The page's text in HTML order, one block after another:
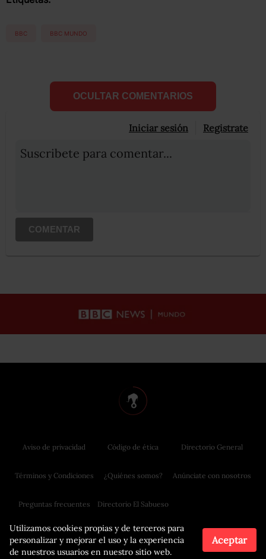
BBC BBC MUNDO
OCULTAR COMENTARIOS
Iniciar sesión Registrate
Suscribete para comentar...
COMENTAR
Utilizamos cookies propias y de terceros para
personalizar y mejorar el uso y la experiencia
de nuestros usuarios en nuestro sitio web.
Aceptar
Aviso de privacidad
Términos y Condiciones
Preguntas frecuentes
Código de ética
¿Quiénes somos?
Directorio El Sabueso
Directorio General
Anúnciate con nosotros